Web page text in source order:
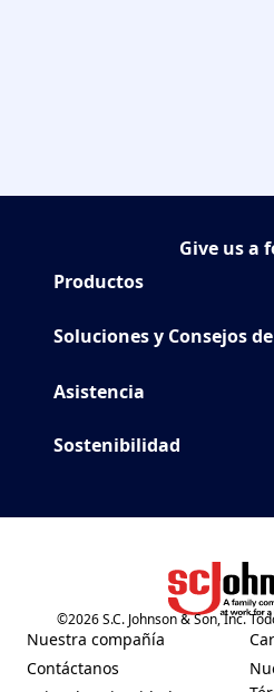
Give us a
Productos
Soluciones y Consejos
Asistencia
Sostenibilidad
(Opens in a
©2026S.C. Johnson & Son, Inc.
Nuestra compañía
(Opens in a new tab)
Contáctanos
(Opens in a new tab)